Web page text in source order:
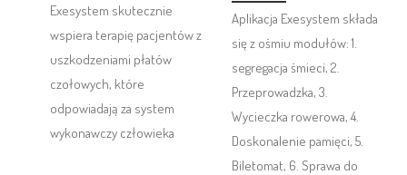
Exesystem skutecznie
wspiera terapię pacjentów z
uszkodzeniami płatów
czołowych, które
odpowiadają za system
wykonawczy człowieka
Aplikacja Exesystem składa
się z ośmiu modułów: 1.
segregacja śmieci, 2.
Przeprowadzka, 3.
Wycieczka rowerowa, 4.
Doskonalenie pamięci, 5.
Biletomat, 6. Sprawa do